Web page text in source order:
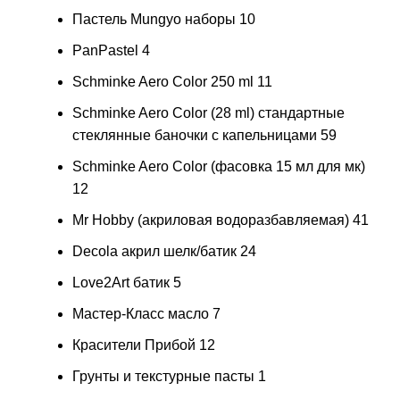
Пастель Mungyo наборы 10
PanPastel 4
Schminke Aero Color 250 ml 11
Schminke Aero Color (28 ml) стандартные
стеклянные баночки с капельницами 59
Schminke Aero Color (фасовка 15 мл для мк)
12
Mr Hobby (акриловая водоразбавляемая) 41
Decola акрил шелк/батик 24
Love2Art батик 5
Мастер-Класс масло 7
Красители Прибой 12
Грунты и текстурные пасты 1